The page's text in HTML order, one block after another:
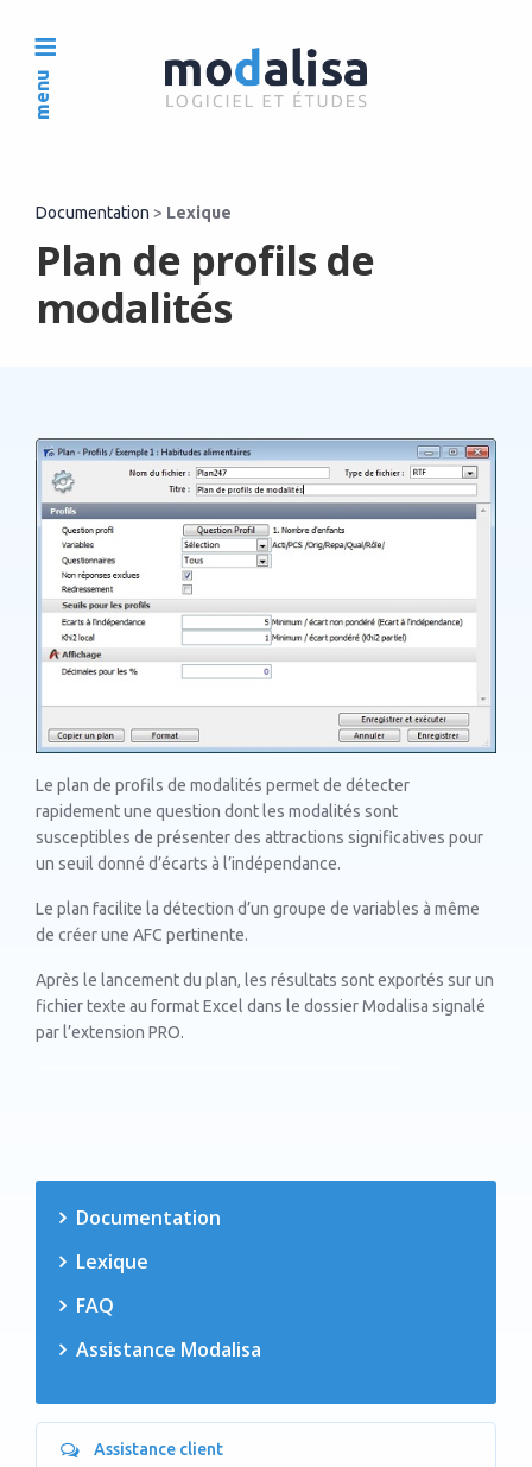
menu
Documentation > Lexique
Plan de profils de
modalités
Le plan de profils de modalités permet de détecter
rapidement une question dont les modalités sont
susceptibles de présenter des attractions significatives pour
un seuil donné d’écarts à l’indépendance.
Le plan facilite la détection d’un groupe de variables à même
de créer une AFC pertinente.
Après le lancement du plan, les résultats sont exportés sur un
fichier texte au format Excel dans le dossier Modalisa signalé
par l’extension PRO.
Documentation
Lexique
FAQ
Assistance Modalisa
Assistance client